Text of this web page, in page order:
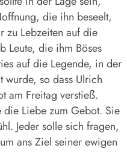
die ihn beseelt,
zu Lebzeiten auf die
Leute, die ihm Böses
auf die Legende, in der
wurde, so dass Ulrich
am Freitag verstieß.
die Liebe zum Gebot. Sie
Jeder solle sich fragen,
ans Ziel seiner ewigen